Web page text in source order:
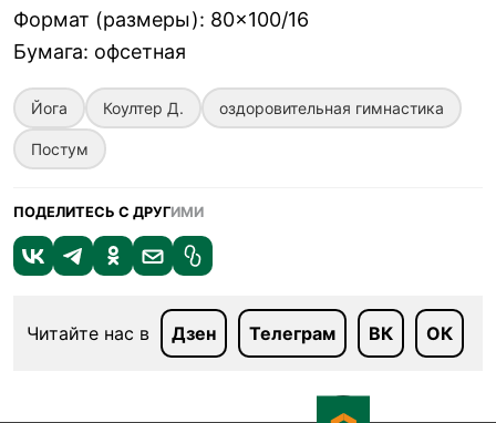
Формат (размеры): 80×100/16
Бумага: офсетная
Йога Коултер Д. оздоровительная гимнастика
Постум
ПОДЕЛИТЕСЬ С ДРУГИМИ
Читайте нас в Дзен Телеграм ВК ОК